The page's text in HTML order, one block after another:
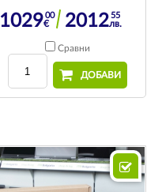
102900
€ 201255
лв.
Сравни
ДОБАВИ